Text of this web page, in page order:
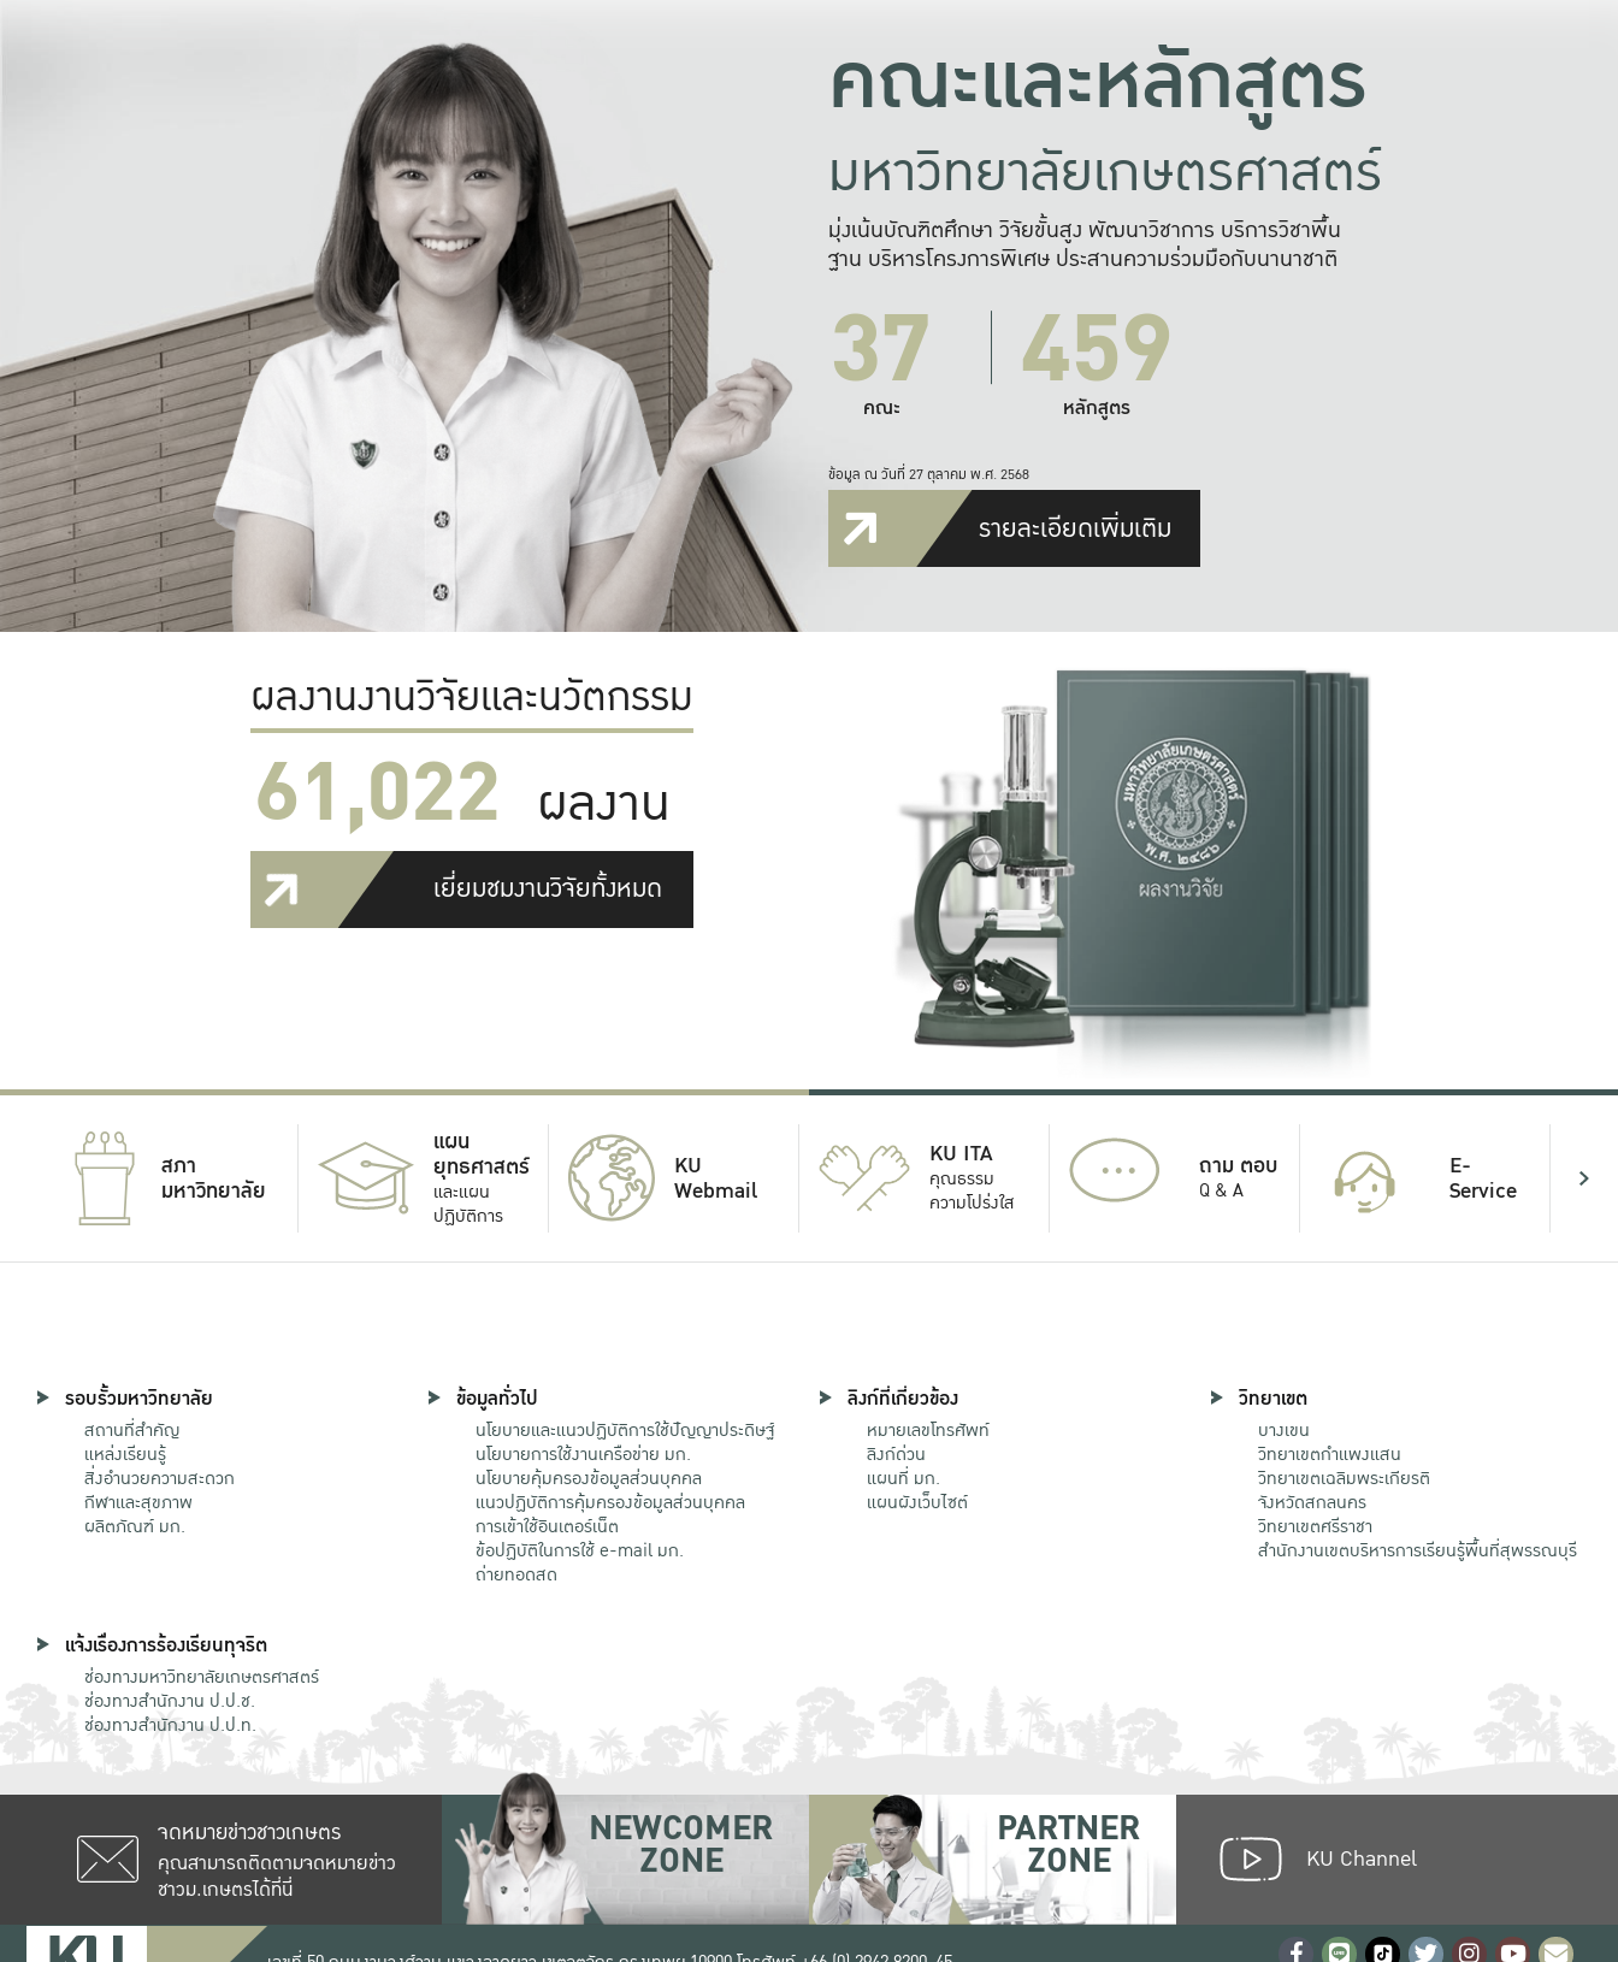
คณะและหลักสูตร
มหาวิทยาลัยเกษตรศาสตร์
มุ่งเน้นบัณฑิตศึกษา วิจัยขั้นสูง พัฒนาวิชาการ บริการวิชาพื้น
ฐาน บริหารโครงการพิเศษ ประสานความร่วมมือกับนานาชาติ
37
คณะ 459
หลักสูตร
ข้อมูล ณ วันที่ 27 ตุลาคม พ.ศ. 2568
รายละเอียดเพิ่มเติม
ผลงานงานวิจัยและนวัตกรรม
61,022 ผลงาน
เยี่ยมชมงานวิจัยทั้งหมด
สภา
มหาวิทยาลัย
แผน
ยุทธศาสตร์
และแผน
ปฏิบัติการ
KU
Webmail
KU ITA
คุณธรรม
ความโปร่งใส
... ถาม ตอบ
Q & A
E-
Service
รอบรั้วมหาวิทยาลัย
สถานที่สำคัญ
แหล่งเรียนรู้
สิ่งอำนวยความสะดวก
กีฬาและสุขภาพ
ผลิตภัณฑ์ มก.
ข้อมูลทั่วไป
นโยบายและแนวปฏิบัติการใช้ปัญญาประดิษฐ์
นโยบายการใช้งานเครือข่าย มก.
นโยบายคุ้มครองข้อมูลส่วนบุคคล
แนวปฏิบัติการคุ้มครองข้อมูลส่วนบุคคล
การเข้าใช้อินเตอร์เน็ต
ข้อปฏิบัติในการใช้ e-mail มก.
ถ่ายทอดสด
ลิงก์ที่เกี่ยวข้อง
หมายเลขโทรศัพท์
ลิงก์ด่วน
แผนที่ มก.
แผนผังเว็บไซต์
วิทยาเขต
บางเขน
วิทยาเขตกําแพงแสน
วิทยาเขตเฉลิมพระเกียรติ
จังหวัดสกลนคร
วิทยาเขตศรีราชา
สำนักงานเขตบริหารการเรียนรู้พื้นที่สุพรรณบุรี
แจ้งเรื่องการร้องเรียนทุจริต
ช่องทางมหาวิทยาลัยเกษตรศาสตร์
ช่องทางสำนักงาน ป.ป.ช.
ช่องทางสำนักงาน ป.ป.ท.
จดหมายข่าวชาวเกษตร
คุณสามารถติดตามจดหมายข่าว
ชาวม.เกษตรได้ที่นี่
NEWCOMER
ZONE
PARTNER
ZONE KU Channel